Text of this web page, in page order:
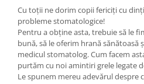
Editura Kreativ
Editura Litera
Editura Lizuka Educativ
Editura Nemira
Editura Nomina
Cu toții ne dorim copii fericiți cu
probleme stomatologice!
Pentru a obține asta, trebuie să le
bună, să le oferim hrană sănătoasă
medicul stomatolog. Cum facem
purtăm cu noi amintiri grele legate
Le spunem mereu adevărul despre